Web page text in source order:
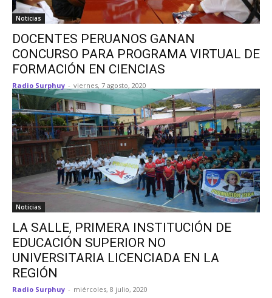
Noticias
DOCENTES PERUANOS GANAN
CONCURSO PARA PROGRAMA VIRTUAL DE
FORMACIÓN EN CIENCIAS
Radio Surphuy - viernes, 7 agosto, 2020
Noticias
LA SALLE, PRIMERA INSTITUCIÓN DE
EDUCACIÓN SUPERIOR NO
UNIVERSITARIA LICENCIADA EN LA
REGIÓN
Radio Surphuy - miércoles, 8 julio, 2020